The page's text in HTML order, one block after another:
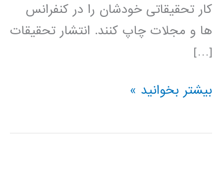
کار تحقیقاتی خودشان را در کنفرانس
ها و مجلات چاپ کنند. انتشار تحقیقات
[…]
راهنمای
مقاله
بیشتر بخوانید »